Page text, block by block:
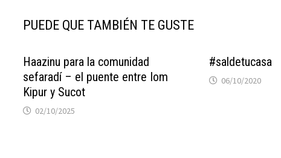
PUEDE QUE TAMBIÉN TE GUSTE
Haazinu para la comunidad
sefaradí – el puente entre Iom
Kipur y Sucot
02/10/2025
#saldetucasa
06/10/2020